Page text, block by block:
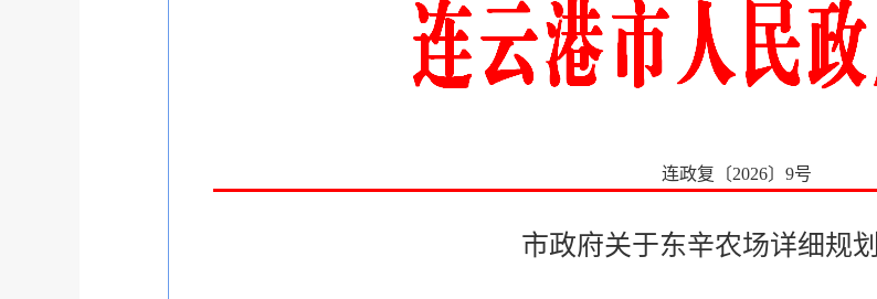
连政复〔2026〕9号
市政府关于东辛农场详细规